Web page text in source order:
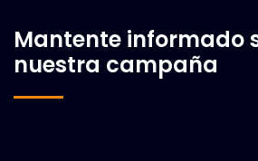
Mantente informado
nuestra campaña